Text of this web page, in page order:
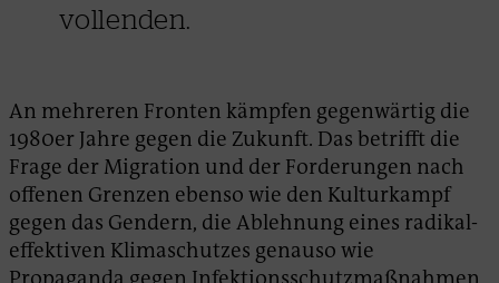
vollenden.
An mehreren Fronten kämpfen gegenwärtig die
1980er Jahre gegen die Zukunft. Das betrifft die
Frage der Migration und der Forderungen nach
offenen Grenzen ebenso wie den Kulturkampf
gegen das Gendern, die Ablehnung eines radikal-
effektiven Klimaschutzes genauso wie